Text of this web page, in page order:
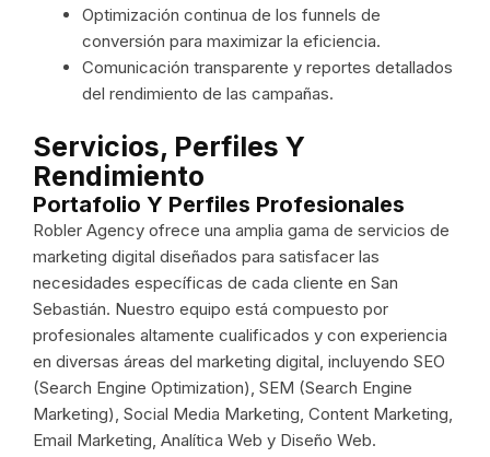
Optimización continua de los funnels de
conversión para maximizar la eficiencia.
Comunicación transparente y reportes detallados
del rendimiento de las campañas.
Servicios, Perfiles Y
Rendimiento
Portafolio Y Perfiles Profesionales
Robler Agency ofrece una amplia gama de servicios de
marketing digital diseñados para satisfacer las
necesidades específicas de cada cliente en San
Sebastián. Nuestro equipo está compuesto por
profesionales altamente cualificados y con experiencia
en diversas áreas del marketing digital, incluyendo SEO
(Search Engine Optimization), SEM (Search Engine
Marketing), Social Media Marketing, Content Marketing,
Email Marketing, Analítica Web y Diseño Web.